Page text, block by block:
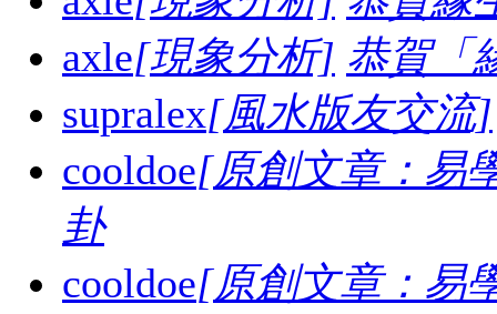
axle[現象分析] 恭賀「
supralex[風水版友交流]
cooldoe[原創文章：易
卦
cooldoe[原創文章：易